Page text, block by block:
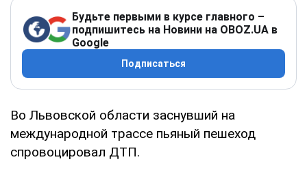
Будьте первыми в курсе главного –
подпишитесь на Новини на OBOZ.UA в
Google
Подписаться
Во Львовской области заснувший на
международной трассе пьяный пешеход
спровоцировал ДТП.